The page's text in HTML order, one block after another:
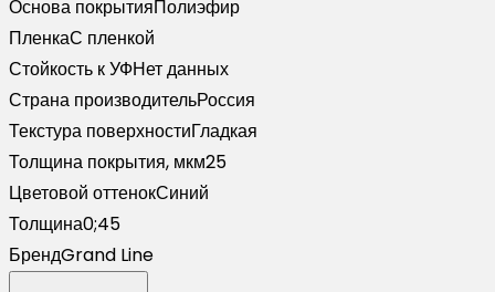
Основа покрытияПолиэфир
ПленкаС пленкой
Стойкость к УФНет данных
Страна производительРоссия
Текстура поверхностиГладкая
Толщина покрытия, мкм25
Цветовой оттенокСиний
Толщина0;45
БрендGrand Line